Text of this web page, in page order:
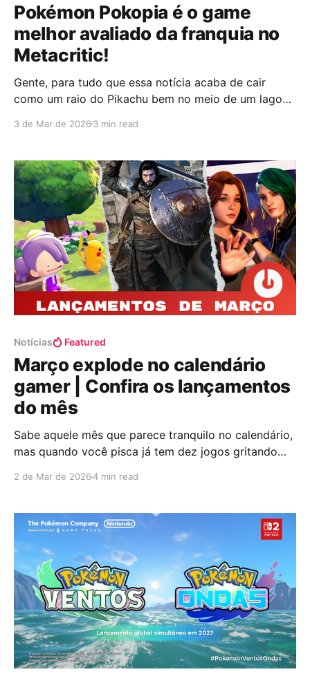
Pokémon Pokopia é o game
melhor avaliado da franquia no
Metacritic!
Gente, para tudo que essa notícia acaba de cair
como um raio do Pikachu bem no meio de um lago
sentou no trono e se tornou o jogo mais bem
É aquele tipo de
3 de Mar de 2026 3 min read
Notícias Featured
Março explode no calendário
gamer | Confira os lançamentos
do mês
Sabe aquele mês que parece tranquilo no calendário,
mas quando você pisca já tem dez jogos gritando
a indústria resolve mostrar serviço, empilhando
2 de Mar de 20264 min read